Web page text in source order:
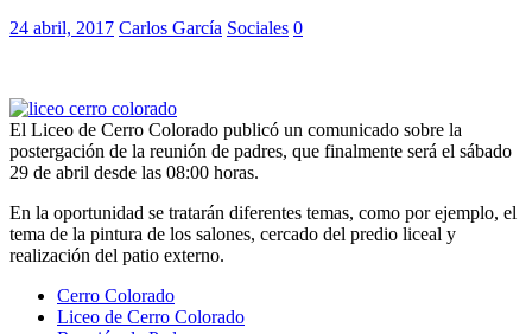
24 abril, 2017 Carlos García Sociales 0
El Liceo de Cerro Colorado publicó un comunicado sobre la
postergación de la reunión de padres, que finalmente será el sábado
29 de abril desde las 08:00 horas.
En la oportunidad se tratarán diferentes temas, como por ejemplo, el
tema de la pintura de los salones, cercado del predio liceal y
realización del patio externo.
Cerro Colorado
Liceo de Cerro Colorado